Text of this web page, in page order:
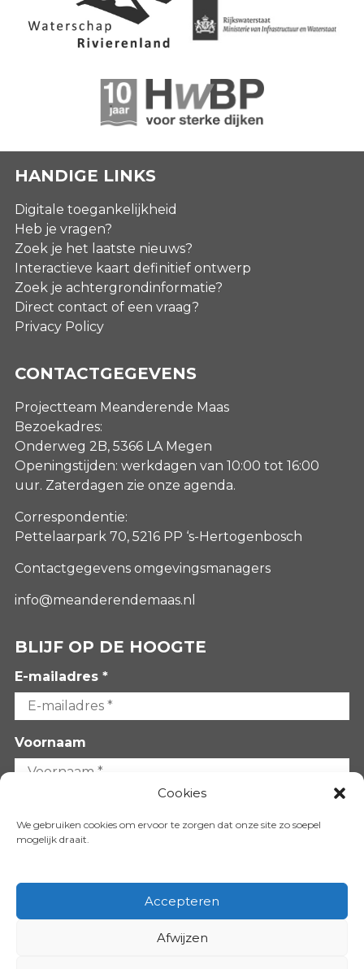
Cookies
We gebruiken cookies om ervoor te zorgen dat onze site zo soepel
mogelijk draait.
Accepteren
Afwijzen
HANDIGE LINKS
Digitale toegankelijkheid
Heb je vragen?
Zoek je het laatste nieuws?
Interactieve kaart definitief ontwerp
Zoek je achtergrondinformatie?
Direct contact of een vraag?
Privacy Policy
CONTACTGEGEVENS
Projectteam Meanderende Maas
Bezoekadres:
Onderweg 2B, 5366 LA Megen
Openingstijden: werkdagen van 10:00 tot 16:00
uur. Zaterdagen zie onze agenda.
Correspondentie:
Pettelaarpark 70, 5216 PP ‘s-Hertogenbosch
Contactgegevens omgevingsmanagers
info@meanderendemaas.nl
BLIJF OP DE HOOGTE
E-mailadres *
Voornaam
VOLG ONS OP: